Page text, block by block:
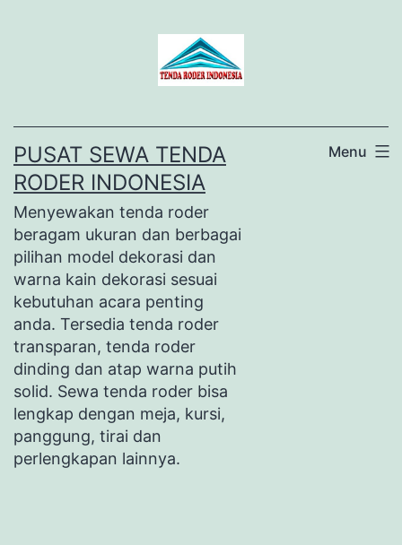
PUSAT SEWA TENDA
RODER INDONESIA
Menyewakan tenda roder
beragam ukuran dan berbagai
pilihan model dekorasi dan
warna kain dekorasi sesuai
kebutuhan acara penting
anda. Tersedia tenda roder
transparan, tenda roder
dinding dan atap warna putih
solid. Sewa tenda roder bisa
lengkap dengan meja, kursi,
panggung, tirai dan
perlengkapan lainnya.
Menu